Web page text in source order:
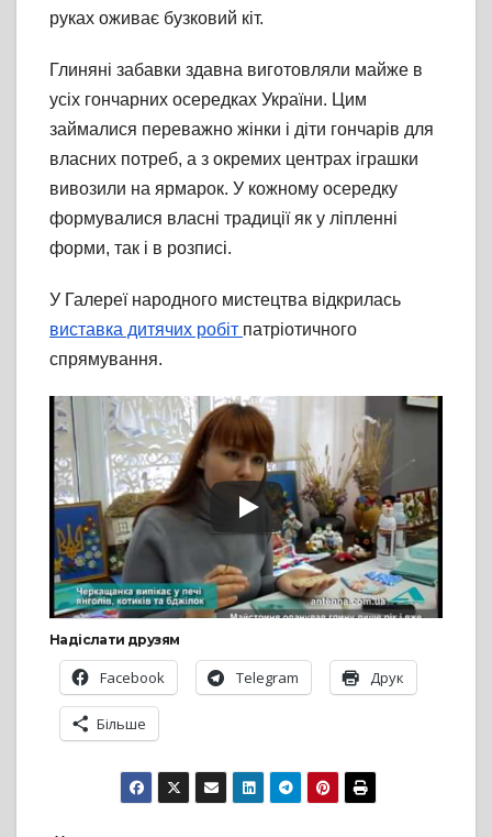
руках оживає бузковий кіт.
Глиняні забавки здавна виготовляли майже в
усіх гончарних осередках України. Цим
займалися переважно жінки і діти гончарів для
власних потреб, а з окремих центрах іграшки
вивозили на ярмарок. У кожному осередку
формувалися власні традиції як у ліпленні
форми, так і в розписі.
У Галереї народного мистецтва відкрилась
виставка дитячих робіт патріотичного
спрямування.
Надіслати друзям
Facebook Telegram Друк
Більше